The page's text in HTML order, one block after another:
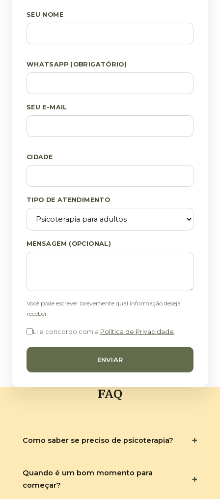
SEU NOME
WHATSAPP (OBRIGATÓRIO)
SEU E-MAIL
CIDADE
TIPO DE ATENDIMENTO
MENSAGEM (OPCIONAL)
Você pode escrever brevemente qual informação deseja
receber.
Li e concordo com a Política de Privacidade.
ENVIAR
FAQ
Como saber se preciso de psicoterapia? +
Quando é um bom momento para
começar?
+